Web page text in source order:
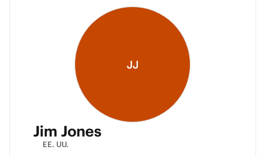
JJ
Jim Jones
EE. UU.